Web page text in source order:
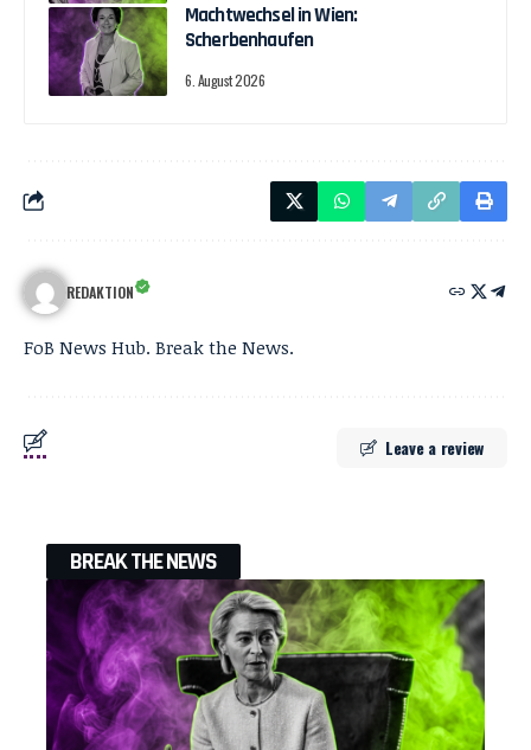
Machtwechsel in Wien:
Scherbenhaufen
6. August 2026
REDAKTION
FoB News Hub. Break the News.
Leave a review
BREAK THE NEWS